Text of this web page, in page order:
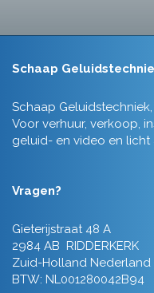
Schaap
Schaap
Voor verhuur, verkoop,
geluid- en video en licht
Vragen?
Gieterijstraat 48 A
2984 AB RIDDERKERK
Zuid-Holland Nederland
BTW: NL001280042B94